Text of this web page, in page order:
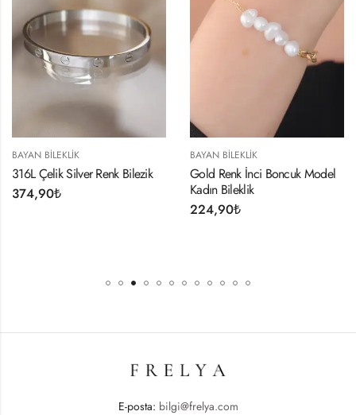
BAYAN BILEKLIK
316L Çelik Silver Renk Bilezik
374,90₺
BAYAN BILEKLIK
Gold Renk İnci Boncuk Model
Kadın Bileklik
224,90₺
E-posta: bilgi@frelya.com